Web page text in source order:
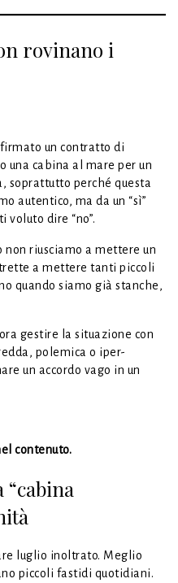
rovinano i
un contratto di
una cabina al mare per un
soprattutto perché questa
autentico, ma da un “sì”
voluto dire “no”.
non riusciamo a mettere un
a mettere tanti piccoli
quando siamo già stanche,
gestire la situazione con
polemica o iper-
un accordo vago in un
contenuto.
“cabina
luglio inoltrato. Meglio
piccoli fastidi quotidiani.